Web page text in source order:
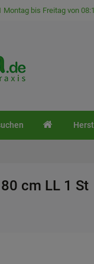
Montag bis Freitag von
cm LL 1 St